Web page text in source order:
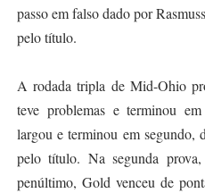
passo em falso dado por
pelo título.
A rodada tripla de Mid-Ohio
teve problemas e terminou
largou e terminou em segundo,
pelo título. Na segunda
penúltimo, Gold venceu de